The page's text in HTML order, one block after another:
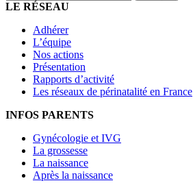
LE RÉSEAU
Adhérer
L’équipe
Nos actions
Présentation
Rapports d’activité
Les réseaux de périnatalité en France
INFOS PARENTS
Gynécologie et IVG
La grossesse
La naissance
Après la naissance